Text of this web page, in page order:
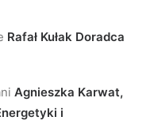
Rafał Kułak Doradca
Agnieszka Karwat,
i